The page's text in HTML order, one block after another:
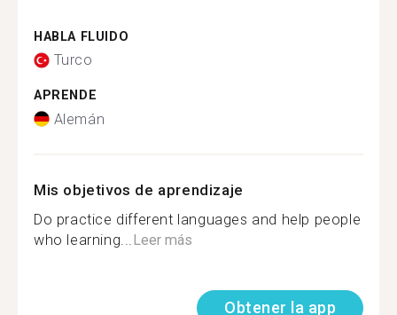
HABLA FLUIDO
Turco
APRENDE
Alemán
Mis objetivos de aprendizaje
Do practice different languages and help people
who learning... Leer más
Obtener la app